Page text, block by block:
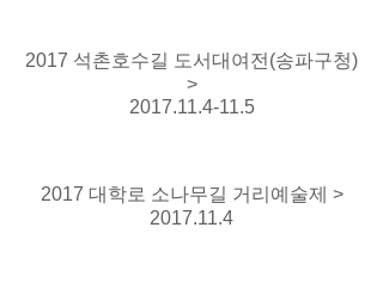
2017 석촌호수길 도서대여전(송파구청)
>
2017.11.4-11.5
2017 대학로 소나무길 거리예술제 >
2017.11.4